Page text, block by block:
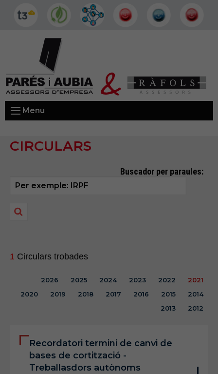
Menu
CIRCULARS
Buscador per paraules:
1 Circulars trobades
2026 2025 2024 2023 2022
2021
2020
2019 2018 2017 2016 2015
2014
2013
2012
Recordatori termini de canvi de
bases de cortització -
Treballasdors autònoms